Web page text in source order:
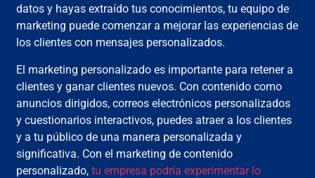
datos y hayas extraído tus conocimientos, tu equipo de
marketing puede comenzar a mejorar las experiencias de
los clientes con mensajes personalizados.
El marketing personalizado es importante para retener a
clientes y ganar clientes nuevos. Con contenido como
anuncios dirigidos, correos electrónicos personalizados
y cuestionarios interactivos, puedes atraer a los clientes
y a tu público de una manera personalizada y
significativa. Con el marketing de contenido
personalizado,tu empresa podría experimentar lo